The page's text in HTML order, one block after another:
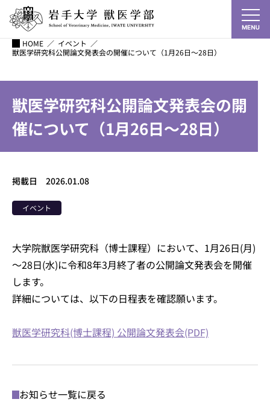
HOME ／ イベント ／
獣医学研究科公開論文発表会の開催について（1月26日～28日）
獣医学研究科公開論文発表会の開
催について（1月26日～28日）
掲載日 2026.01.08
イベント
大学院獣医学研究科（博士課程）において、1月26日(月)
～28日(水)に令和8年3月終了者の公開論文発表会を開催
します。
詳細については、以下の日程表を確認願います。
獣医学研究科(博士課程) 公開論文発表会(PDF)
お知らせ一覧に戻る